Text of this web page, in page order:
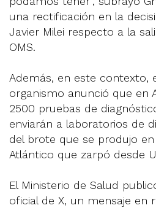
una rectificación en la
Javier Milei respecto a la
OMS.
Además, en este contexto,
organismo anunció que en
2500 pruebas de
enviarán a laboratorios de
del brote que se produjo
Atlántico que zarpó desde
El Ministerio de Salud
oficial de X, un mensaje en